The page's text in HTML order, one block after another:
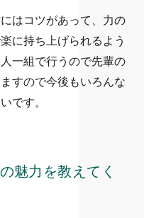
はコツがあって、力の
に持ち上げられるよう
一組で行うので先輩の
すので今後もいろんな
です。
魅力を教えてく